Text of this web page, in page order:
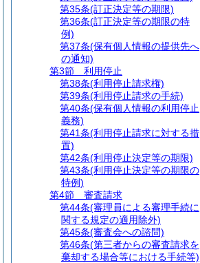
第35条(訂正決定等の期限)
第36条(訂正決定等の期限の特
例)
第37条(保有個人情報の提供先へ
の通知)
第3節
利用停止
第38条(利用停止請求権)
第39条(利用停止請求の手続)
第40条(保有個人情報の利用停止
義務)
第41条(利用停止請求に対する措
置)
第42条(利用停止決定等の期限)
第43条(利用停止決定等の期限の
特例)
第4節
審査請求
第44条(審理員による審理手続に
関する規定の適用除外)
第45条(審査会への諮問)
第46条(第三者からの審査請求を
棄却する場合等における手続等)